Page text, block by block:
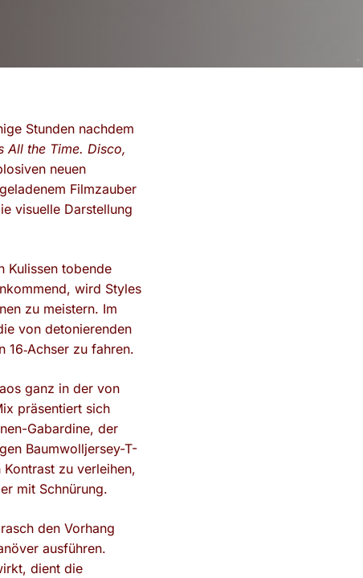
Stunden nachdem
All the Time. Disco,
neuen
Filmzauber
visuelle Darstellung
Kulissen tobende
wird Styles
zu meistern. Im
von detonierenden
zu fahren.
ganz in der von
präsentiert sich
Gabardine, der
Baumwolljersey-T-
zu verleihen,
mit Schnürung.
den Vorhang
ausführen.
dient die